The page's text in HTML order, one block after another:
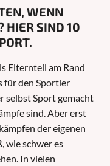
WENN
HIER SIND 10
Elternteil am Rand
für den Sportler
selbst Sport gemacht
sind. Aber erst
der eigenen
wie schwer es
In vielen